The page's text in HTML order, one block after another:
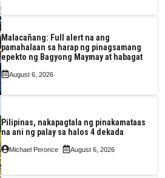
Malacañang: Full alert na ang
pamahalaan sa harap ng pinagsamang
epekto ng Bagyong Maymay at habagat
August 6, 2026
Pilipinas, nakapagtala ng pinakamataas
na ani ng palay sa halos 4 dekada
Michael Peronce August 6, 2026